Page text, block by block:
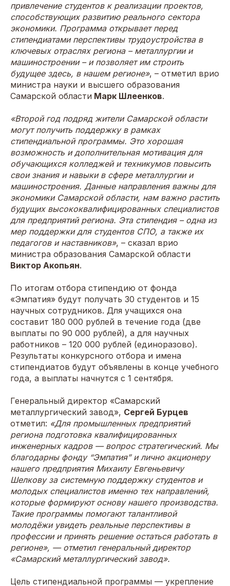
привлечение студентов к реализации проектов,
способствующих развитию реального сектора
экономики. Программа открывает перед
стипендиатами перспективы трудоустройства в
ключевых отраслях региона – металлургии и
машиностроении – и позволяет им строить
будущее здесь, в нашем регионе», – отметил врио
министра науки и высшего образования
Самарской области Марк Шлеенков.
«Второй год подряд жители Самарской области
могут получить поддержку в рамках
стипендиальной программы. Это хорошая
возможность и дополнительная мотивация для
обучающихся колледжей и техникумов повысить
свои знания и навыки в сфере металлургии и
машиностроения. Данные направления важны для
экономики Самарской области, нам важно растить
будущих высококвалифицированных специалистов
для предприятий региона. Эта стипендия – одна из
мер поддержки для студентов СПО, а также их
педагогов и наставников», – сказал врио
министра образования Самарской области
Виктор Акопьян.
По итогам отбора стипендию от фонда
«Эмпатия» будут получать 30 студентов и 15
научных сотрудников. Для учащихся она
составит 180 000 рублей в течение года (две
выплаты по 90 000 рублей), а для научных
работников – 120 000 рублей (единоразово).
Результаты конкурсного отбора и имена
стипендиатов будут объявлены в конце учебного
года, а выплаты начнутся с 1 сентября.
Генеральный директор «Самарский
металлургический завод», Сергей Бурцев
отметил: «Для промышленных предприятий
региона подготовка квалифицированных
инженерных кадров — вопрос стратегический. Мы
благодарны фонду “Эмпатия” и лично акционеру
нашего предприятия Михаилу Евгеньевичу
Шелкову за системную поддержку студентов и
молодых специалистов именно тех направлений,
которые формируют основу нашего производства.
Такие программы помогают талантливой
молодёжи увидеть реальные перспективы в
профессии и принять решение остаться работать в
регионе», — отметил генеральный директор
«Самарский металлургический завод».
Цель стипендиальной программы — укрепление